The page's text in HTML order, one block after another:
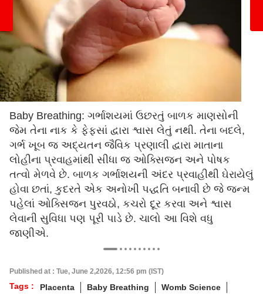
Baby Breathing: ગર્ભાશયમાં ઉછરતું બાળક માણસોની
જેમ તેના નાક કે ફેફસાં દ્વારા શ્વાસ લેતું નથી. તેના બદલે,
ગર્ભ ખૂબ જ અદ્યતન જૈવિક પ્રણાલી દ્વારા માતાના
લોહીના પ્રવાહમાંથી સીધા જ ઓક્સિજન અને પોષક
તત્વો મેળવે છે. બાળક ગર્ભાશયની અંદર પ્રવાહીથી ઘેરાયેલું
હોવા છતાં, કુદરતે એક અનોખી પદ્ધતિ બનાવી છે જે જન્મ
પહેલાં ઓક્સિજન પુરવઠો, કચરો દૂર કરવા અને શ્વાસ
લેવાની સુવિધા પણ પૂરી પાડે છે. ચાલો આ વિશે વધુ
જાણીએ.
Published at : Tue, June 2,2026, 12:56 pm (IST)
Tags : Placenta Baby Breathing
Womb Science